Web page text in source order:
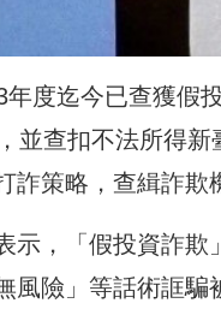
年度迄今已查獲假
並查扣不法所得
詐策略，查緝詐欺
示，「假投資詐欺
風險」等話術誆